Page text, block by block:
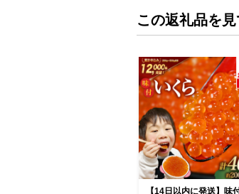
この返礼品を
【14日以内に発送】味